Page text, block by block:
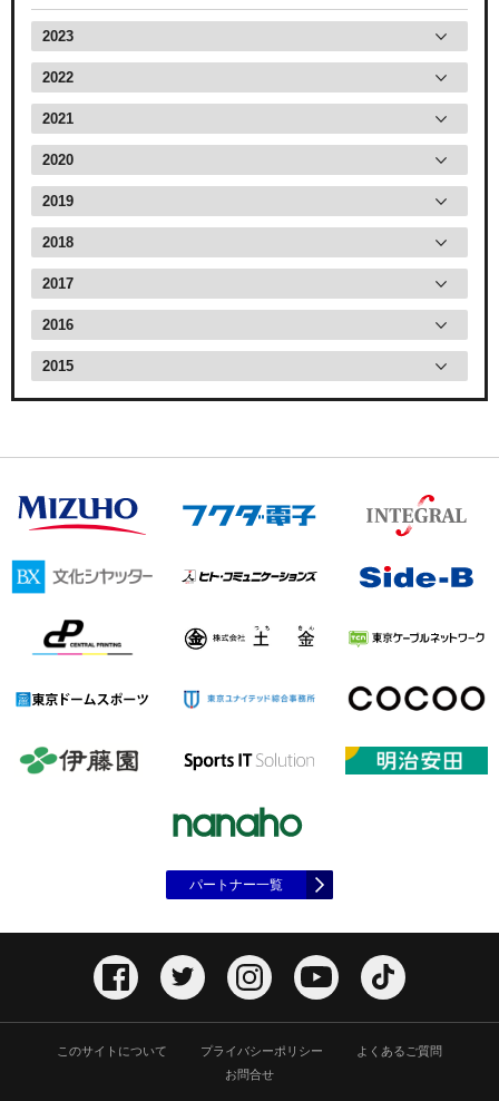
2023
2022
2021
2020
2019
2018
2017
2016
2015
パートナー一覧
このサイトについて プライバシーポリシー
よくあるご質問
お問合せ